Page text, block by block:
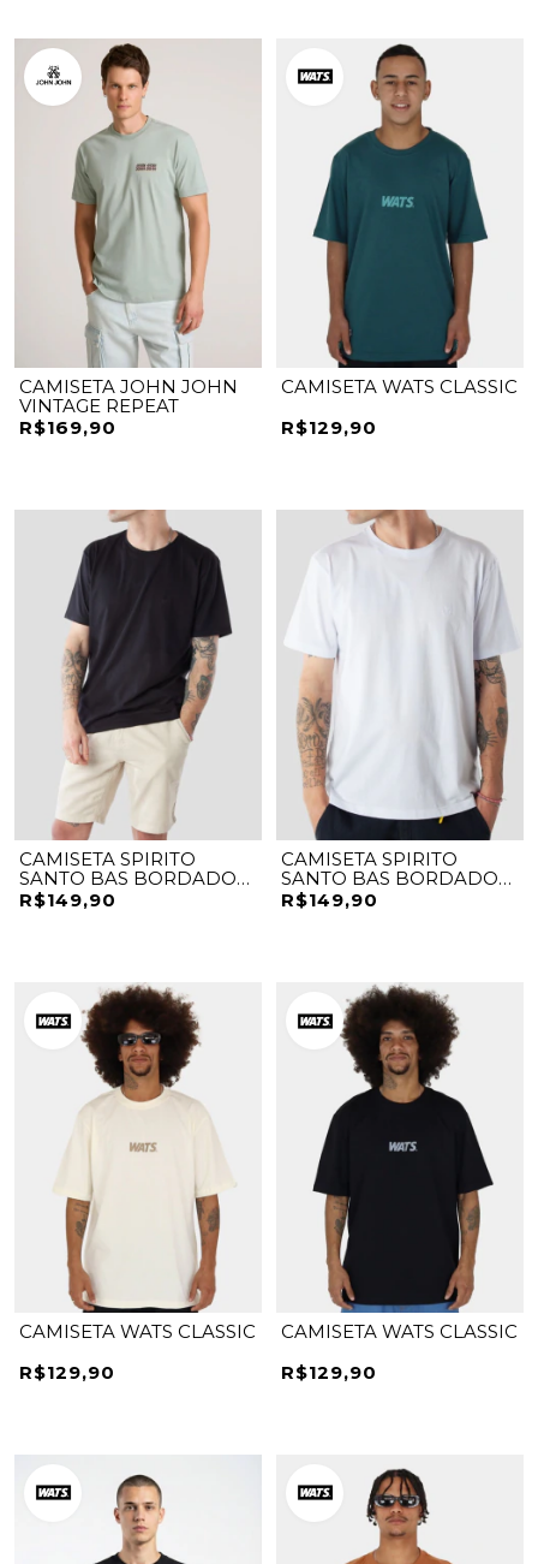
CAMISETA JOHN JOHN
VINTAGE REPEAT
R$169,90
CAMISETA WATS CLASSIC
R$129,90
CAMISETA SPIRITO
SANTO BAS BORDADO
MICK
R$149,90
CAMISETA SPIRITO
SANTO BAS BORDADO
MICK
R$149,90
CAMISETA WATS CLASSIC
R$129,90
CAMISETA WATS CLASSIC
R$129,90